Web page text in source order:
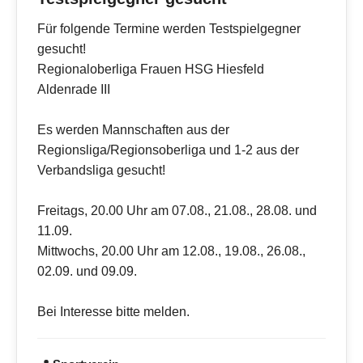
Für folgende Termine werden Testspielgegner
gesucht!
Regionaloberliga Frauen HSG Hiesfeld
Aldenrade III
Es werden Mannschaften aus der
Regionsliga/Regionsoberliga und 1-2 aus der
Verbandsliga gesucht!
Freitags, 20.00 Uhr am 07.08., 21.08., 28.08. und
11.09.
Mittwochs, 20.00 Uhr am 12.08., 19.08., 26.08.,
02.09. und 09.09.
Bei Interesse bitte melden.